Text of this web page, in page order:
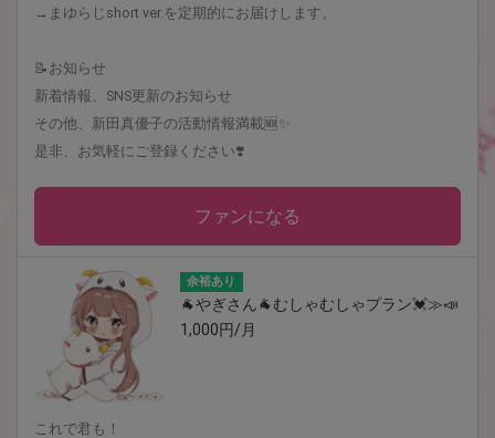
→まゆらじshort ver.を定期的にお届けします。
📝お知らせ
新着情報、SNS更新のお知らせ
その他、新田真優子の活動情報満載🆕✨
是非、お気軽にご登録ください❣️
ファンになる
余裕あり
🐐やぎさん🐐むしゃむしゃプラン💓≫📣
1,000円/月
これで君も！